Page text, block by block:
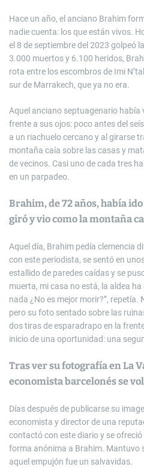
Hace un año, el anciano Brahim
nadie cuenta: los que están vivos.
el 8 de septiembre del 2023 golpeó
3.000 muertos y 6.100 heridos,
rota entre los escombros de Imi
sur de Marrakech, que ya no era.
Aquel anciano septuagenario
frente a sus ojos: poco antes del
a un riachuelo cercano y al girarse
montaña caía sobre las casas y
de vecinos. Casi uno de cada tres
en un parpadeo.
Brahim, de 72 años, había
giró y vio como la montaña
Aquel día, Brahim pedía clemencia
con este periodista, se sentó en
estallido de paredes caídas y se
muerta, mi casa no está, la aldea
nada ¿No es mejor morir?”, repetía.
pero su foto sentado sobre las
dos tiras de esparadrapo en la
inicio de una oportunidad: una
Tras ver su fotografía en La
economista barcelonés se
Días después de publicarse su
economista y director de una
contactó con este diario y se
forma anónima a Brahim. Mantuvo
aquel empujón fue un salvavidas.